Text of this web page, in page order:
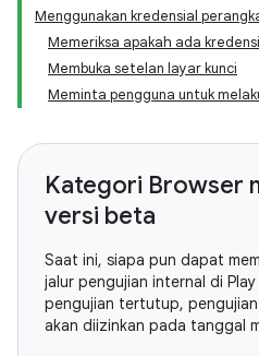
Menggunakan kredensial
Memeriksa apakah ada
Membuka setelan layar kunci
Meminta pengguna untuk
Kategori Browser
versi beta
Saat ini, siapa pun dapat
jalur pengujian internal di
pengujian tertutup,
akan diizinkan pada tanggal